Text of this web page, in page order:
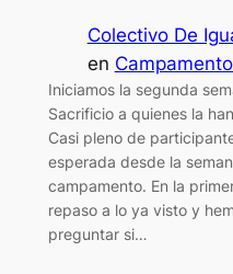
Colectivo De
en
Iniciamos la segunda
Sacrificio a quienes la
Casi pleno de
esperada desde la
campamento. En la
repaso a lo ya visto y
preguntar si…